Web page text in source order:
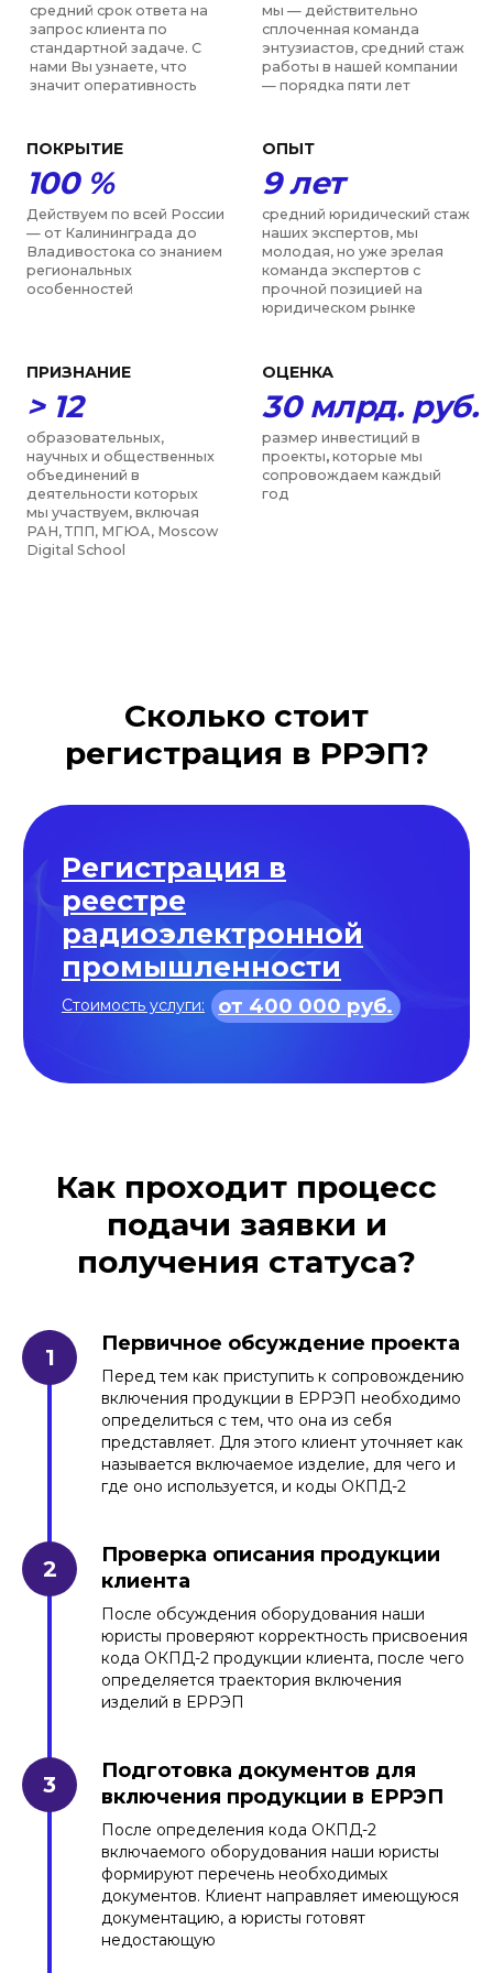
Сколько стоит
регистрация в РРЭП?
Регистрация в
реестре
Стоимость услуги: от 400 000 руб.
Как проходит процесс
подачи заявки и
получения статуса?
Первичное обсуждение проекта
Перед тем как приступить к сопровождению
включения продукции в ЕРРЭП необходимо
определиться с тем, что она из себя
представляет. Для этого клиент уточняет как
называется включаемое изделие, для чего и
где оно используется, и коды ОКПД-2
Проверка описания продукции
клиента
После обсуждения оборудования наши
юристы проверяют корректность присвоения
кода ОКПД-2 продукции клиента, после чего
определяется траектория включения
изделий в ЕРРЭП
Подготовка документов для
включения продукции в ЕРРЭП
После определения кода ОКПД-2
включаемого оборудования наши юристы
формируют перечень необходимых
документов. Клиент направляет имеющуюся
документацию, а юристы готовят
недостающую